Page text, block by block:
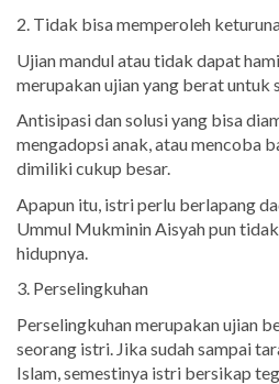
2. Tidak bisa memperoleh
Ujian mandul atau tidak dapat
merupakan ujian yang berat untuk
Antisipasi dan solusi yang bisa
mengadopsi anak, atau mencoba
dimiliki cukup besar.
Apapun itu, istri perlu berlapang
Ummul Mukminin Aisyah pun
hidupnya.
3. Perselingkuhan
Perselingkuhan merupakan ujian
seorang istri. Jika sudah sampai
Islam, semestinya istri bersikap